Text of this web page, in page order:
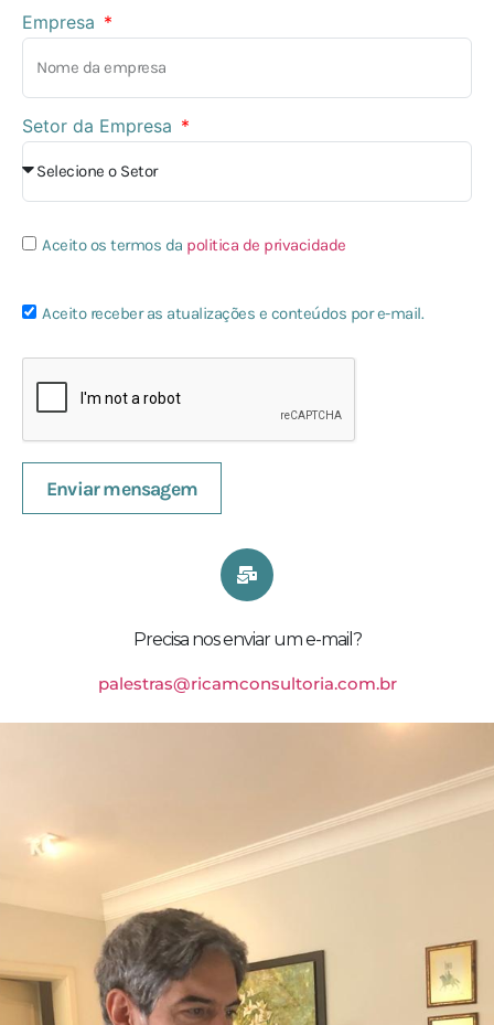
Empresa
Setor da Empresa
Aceito os termos da politica de privacidade
Aceito receber as atualizações e conteúdos por e-mail.
Enviar mensagem
Precisa nos enviar um e-mail?
palestras@ricamconsultoria.com.br